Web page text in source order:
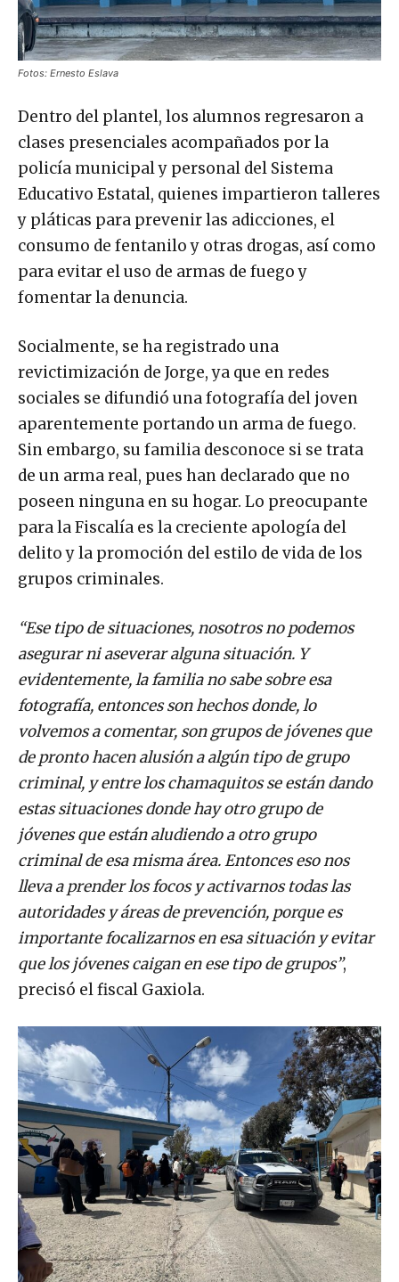
Fotos: Ernesto Eslava
Dentro del plantel, los alumnos regresaron a
clases presenciales acompañados por la
policía municipal y personal del Sistema
Educativo Estatal, quienes impartieron talleres
y pláticas para prevenir las adicciones, el
consumo de fentanilo y otras drogas, así como
para evitar el uso de armas de fuego y
fomentar la denuncia.
Socialmente, se ha registrado una
revictimización de Jorge, ya que en redes
sociales se difundió una fotografía del joven
aparentemente portando un arma de fuego.
Sin embargo, su familia desconoce si se trata
de un arma real, pues han declarado que no
poseen ninguna en su hogar. Lo preocupante
para la Fiscalía es la creciente apología del
delito y la promoción del estilo de vida de los
grupos criminales.
“Ese tipo de situaciones, nosotros no podemos
asegurar ni aseverar alguna situación. Y
evidentemente, la familia no sabe sobre esa
fotografía, entonces son hechos donde, lo
volvemos a comentar, son grupos de jóvenes que
de pronto hacen alusión a algún tipo de grupo
criminal, y entre los chamaquitos se están dando
estas situaciones donde hay otro grupo de
jóvenes que están aludiendo a otro grupo
criminal de esa misma área. Entonces eso nos
lleva a prender los focos y activarnos todas las
autoridades y áreas de prevención, porque es
importante focalizarnos en esa situación y evitar
que los jóvenes caigan en ese tipo de grupos”,
precisó el fiscal Gaxiola.